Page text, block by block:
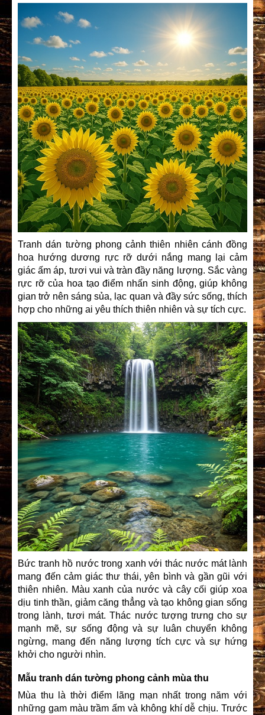
Tranh dán tường phong cảnh thiên nhiên cánh đồng
hoa hướng dương rực rỡ dưới nắng mang lại cảm
giác ấm áp, tươi vui và tràn đầy năng lượng. Sắc vàng
rực rỡ của hoa tạo điểm nhấn sinh động, giúp không
gian trở nên sáng sủa, lạc quan và đầy sức sống, thích
hợp cho những ai yêu thích thiên nhiên và sự tích cực.
Bức tranh hồ nước trong xanh với thác nước mát lành
mang đến cảm giác thư thái, yên bình và gần gũi với
thiên nhiên. Màu xanh của nước và cây cối giúp xoa
dịu tinh thần, giảm căng thẳng và tạo không gian sống
trong lành, tươi mát. Thác nước tượng trưng cho sự
mạnh mẽ, sự sống động và sự luân chuyển không
ngừng, mang đến năng lượng tích cực và sự hứng
khởi cho người nhìn.
Mẫu tranh dán tường phong cảnh mùa thu
Mùa thu là thời điểm lãng mạn nhất trong năm với
những gam màu trầm ấm và không khí dễ chịu. Trước